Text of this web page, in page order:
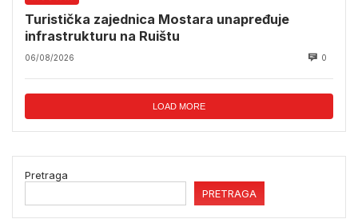
Turistička zajednica Mostara unapređuje
infrastrukturu na Ruištu
06/08/2026 0
LOAD MORE
Pretraga
PRETRAGA